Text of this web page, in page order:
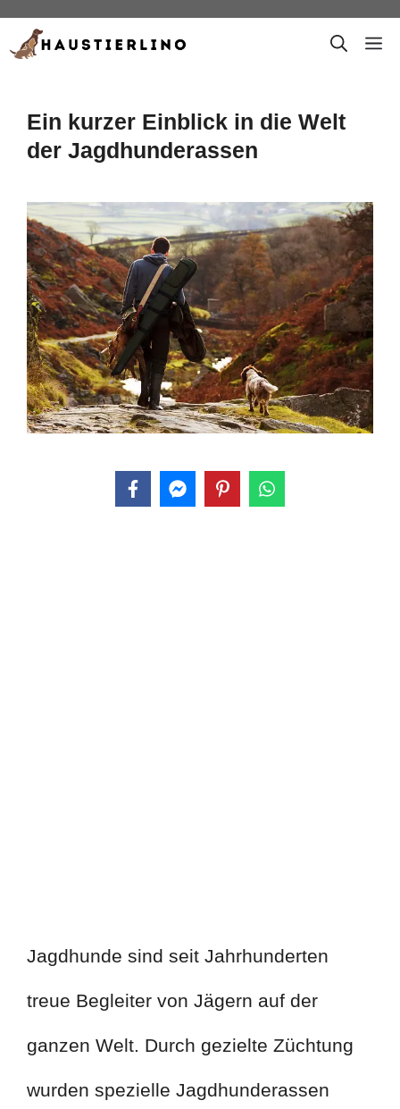
Zum
Inhalt
springen
Ein kurzer Einblick in die Welt
der Jagdhunderassen
Jagdhunde sind seit Jahrhunderten
treue Begleiter von Jägern auf der
ganzen Welt. Durch gezielte Züchtung
wurden spezielle Jagdhunderassen